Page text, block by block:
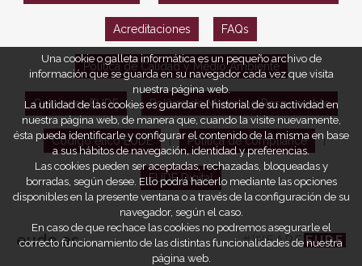
Acreditaciones FAQs
Política de Calidad y Medio Ambiente
Opiniones EUDE Política de Marketing Responsable
Código ético EUDE Política de compliance
EUDE Digital
eude.es #WEARE EUDE
Una cookie o galleta informática es un pequeño archivo de
información que se guarda en su navegador cada vez que visita
nuestra página web.
La utilidad de las cookies es guardar el historial de su actividad en
nuestra página web, de manera que, cuando la visite nuevamente,
ésta pueda identificarle y configurar el contenido de la misma en base
a sus hábitos de navegación, identidad y preferencias.
Las cookies pueden ser aceptadas, rechazadas, bloqueadas y
borradas, según desee. Ello podrá hacerlo mediante las opciones
disponibles en la presente ventana o a través de la configuración de su
navegador, según el caso.
En caso de que rechace las cookies no podremos asegurarle el
correcto funcionamiento de las distintas funcionalidades de nuestra
página web.